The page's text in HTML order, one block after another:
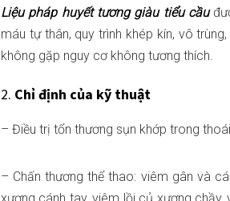
Liệu pháp huyết tương giàu tiểu cầu
máu tự thân, quy trình khép kín, vô
không gặp nguy cơ không tương thích.
2. Chỉ định của kỹ thuật
– Điều trị tổn thương sụn khớp trong
– Chấn thương thể thao: viêm gân và